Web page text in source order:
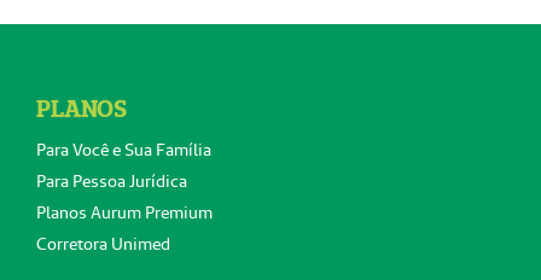
PLANOS
Para Você e Sua Família
Para Pessoa Jurídica
Planos Aurum Premium
Corretora Unimed